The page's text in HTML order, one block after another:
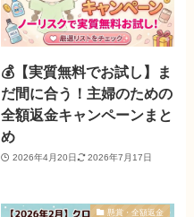
💰【実質無料でお試し】ま
だ間に合う！主婦のための
全額返金キャンペーンまと
め
2026年4月20日 2026年7月17日
懸賞・全額返金